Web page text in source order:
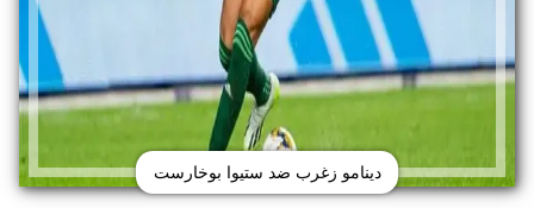
دينامو زغرب ضد ستيوا بوخارست